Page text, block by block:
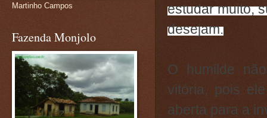
estudar muito,
desejam.
O humilde
vitória, pois
aberta para a
Martinho Campos
Fazenda Monjolo